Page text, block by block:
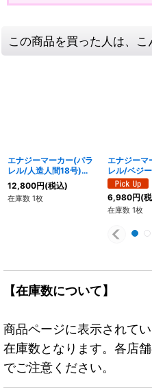
この商品を買った人は、
エナジーマーカー(パラ
レル/人造人間18号)
【☆】{E-33}
12,800円(税込)
在庫数 1枚
エナジーマ
レル/ベジ
{E02-04}
6,980円(
在庫数 1枚
【在庫数について】
商品ページに表示されて
在庫数となります。各店
でご注意ください。